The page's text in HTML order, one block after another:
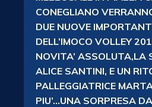
CONEGLIANO
DUE NUOVE
DELL’IMOCO VOLLEY
NOVITA’ ASSOLUTA,LA
ALICE SANTINI, E UN
PALLEGGIATRICE
PIU’…UNA SORPRESA